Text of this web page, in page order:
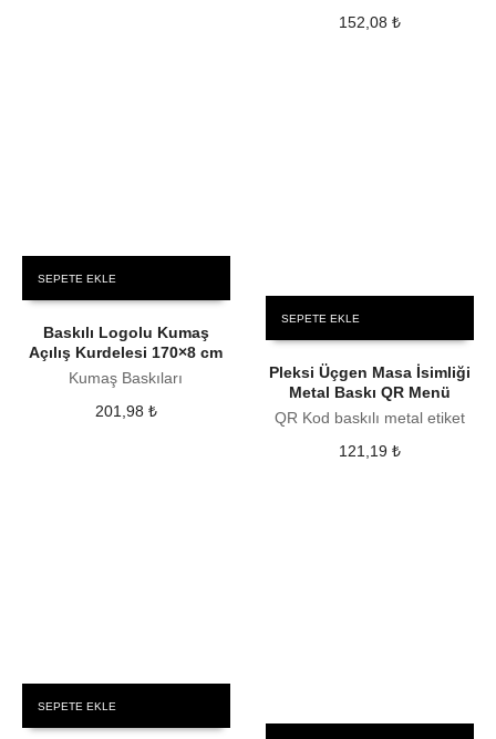
152,08₺
SEPETE EKLE
Baskılı Logolu Kumaş
Açılış Kurdelesi 170×8 cm
Kumaş Baskıları
201,98 ₺
SEPETE EKLE
Pleksi Üçgen Masa İsimliği
Metal Baskı QR Menü
QR Kod baskılı metal etiket
121,19₺
SEPETE EKLE